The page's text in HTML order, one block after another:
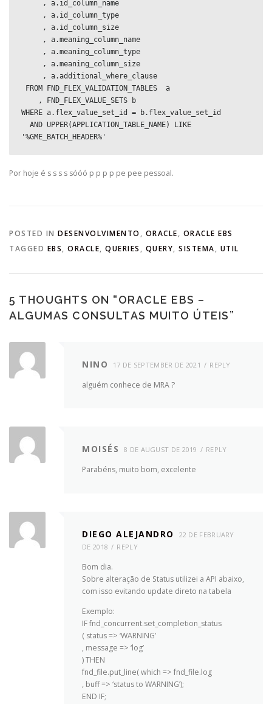
WHERE a.flex_value_set_id = b.flex_value_set_id
'%GME_BATCH_HEADER%'
Por hoje é s s s s sóóó p p p p pe pee pessoal.
POSTED IN DESENVOLVIMENTO , ORACLE, ORACLE EBS
TAGGED EBS, ORACLE, QUERIES , QUERY, SISTEMA, UTIL
5 THOUGHTS ON “ORACLE EBS –
ALGUMAS CONSULTAS MUITO ÚTEIS”
NINO 17 DE SEPTEMBER DE 2021 REPLY
alguém conhece de MRA ?
MOISÉS 8 DE AUGUST DE 2019 REPLY
Parabéns, muito bom, excelente
DIEGO ALEJANDRO
22 DE FEBRUARY
DE 2018
REPLY
Bom dia.
Sobre alteração de Status utilizei a API abaixo,
com isso evitando update direto na tabela
Exemplo:
IF fnd_concurrent.set_completion_status
( status => ‘WARNING’
, message => ‘log’
) THEN
fnd_file.put_line( which => fnd_file.log
, buff => ‘status to WARNING’);
END IF;